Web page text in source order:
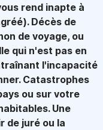
rend inapte à
Décès de
de voyage, ou
qui n'est pas en
l'incapacité
Catastrophes
ou sur votre
Une
de juré ou la